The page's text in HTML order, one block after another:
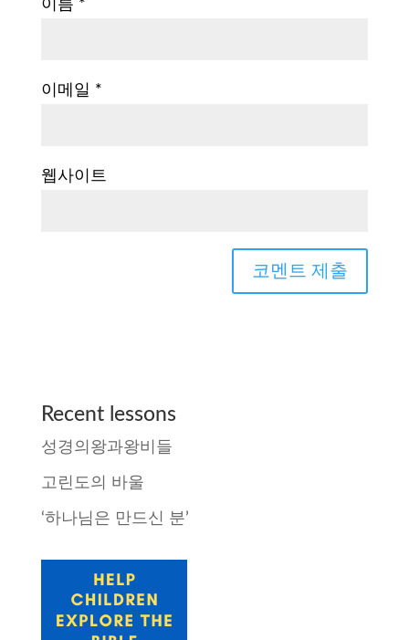
이름 *
이메일 *
웹사이트
Recent lessons
성경의왕과왕비들
고린도의 바울
‘하나님은 만드신 분’